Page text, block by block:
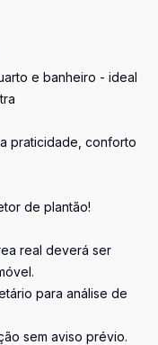
e banheiro - ideal
praticidade, conforto
de plantão!
real deverá ser
para análise de
sem aviso prévio.